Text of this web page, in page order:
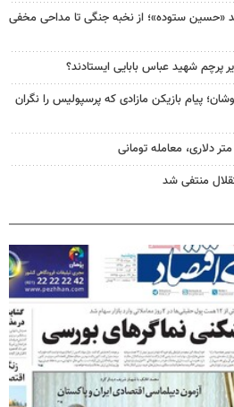
«حسین ستوده»؛ از نخبه جنگی تا مداحی مخفی
پرچم شهید عباس بابایی ایستادند؟
پیام بازیکن مازادی که پرسپولیس را نگران
دلاری، معامله تومانی
منتفی شد